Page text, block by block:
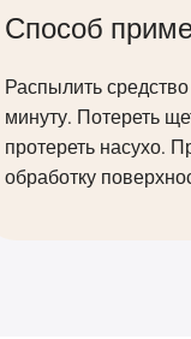
Способ
Распылить
минуту. Потереть
протереть насухо.
обработку